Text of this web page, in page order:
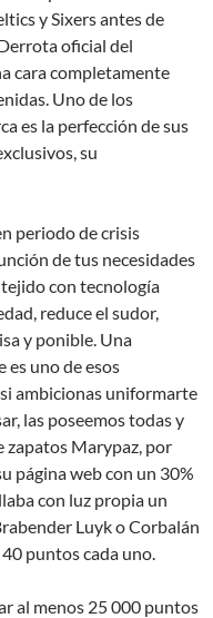
y Sixers antes de
oficial del
cara completamente
Uno de los
es la perfección de sus
su
periodo de crisis
de tus necesidades
con tecnología
reduce el sudor,
y ponible. Una
es uno de esos
ambicionas uniformarte
las poseemos todas y
zapatos Marypaz, por
página web con un 30%
con luz propia un
Luyk o Corbalán
puntos cada uno.
al menos 25 000 puntos